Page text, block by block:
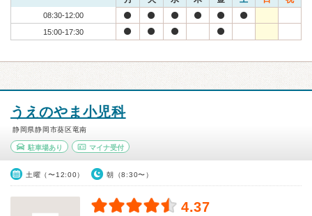
08:30-12:00
15:00-17:30
うえのやま小児科
静岡県静岡市葵区竜南
駐車場あり マイナ受付
土曜（〜12:00） 朝（8:30〜）
4.37